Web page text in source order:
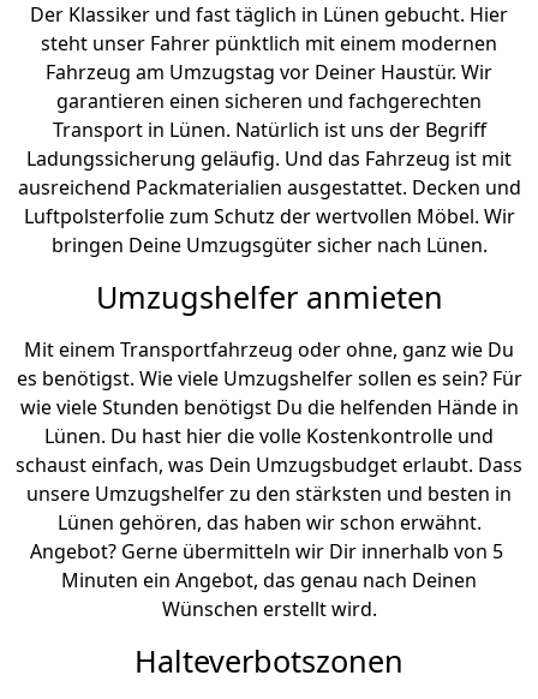
Der Klassiker und fast täglich in Lünen gebucht. Hier
steht unser Fahrer pünktlich mit einem modernen
Fahrzeug am Umzugstag vor Deiner Haustür. Wir
garantieren einen sicheren und fachgerechten
Transport in Lünen. Natürlich ist uns der Begriff
Ladungssicherung geläufig. Und das Fahrzeug ist mit
ausreichend Packmaterialien ausgestattet. Decken und
Luftpolsterfolie zum Schutz der wertvollen Möbel. Wir
bringen Deine Umzugsgüter sicher nach Lünen.
Umzugshelfer anmieten
Mit einem Transportfahrzeug oder ohne, ganz wie Du
es benötigst. Wie viele Umzugshelfer sollen es sein? Für
wie viele Stunden benötigst Du die helfenden Hände in
Lünen. Du hast hier die volle Kostenkontrolle und
schaust einfach, was Dein Umzugsbudget erlaubt. Dass
unsere Umzugshelfer zu den stärksten und besten in
Lünen gehören, das haben wir schon erwähnt.
Angebot? Gerne übermitteln wir Dir innerhalb von 5
Minuten ein Angebot, das genau nach Deinen
Wünschen erstellt wird.
Halteverbotszonen